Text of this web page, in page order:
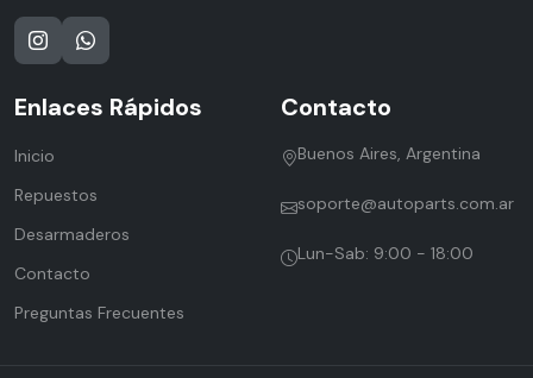
Enlaces Rápidos
Inicio
Repuestos
Desarmaderos
Contacto
Preguntas Frecuentes
Contacto
Buenos Aires, Argentina
soporte@autoparts.com.ar
Lun-Sab: 9:00 - 18:00